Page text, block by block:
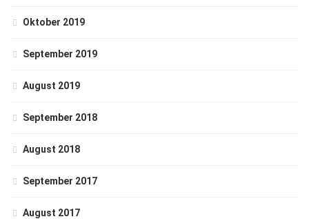
Oktober 2019
September 2019
August 2019
September 2018
August 2018
September 2017
August 2017